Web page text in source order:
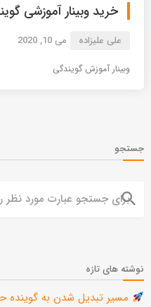
خرید وبینار آموزشی
علی علیزاده می 10, 2020
وبینار آموزش گویندگی
جستجو
search
نوشته های تازه
مسیر تبدیل شدن به گوینده